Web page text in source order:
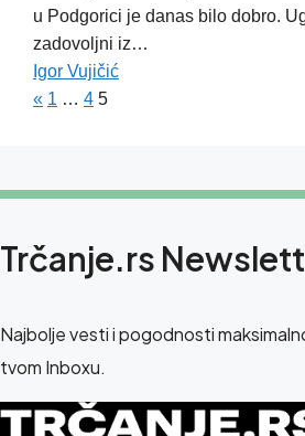
u Podgorici je danas bilo dobro.
zadovoljni iz…
Igor Vujičić
« 1 … 4 5
Trčanje.rs
Najbolje vesti i pogodnosti
tvom Inboxu.